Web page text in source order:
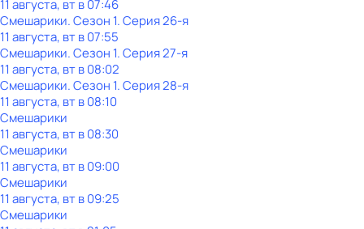
11 августа, вт в 07:46
Смешарики. Сезон 1. Серия 26-я
11 августа, вт в 07:55
Смешарики. Сезон 1. Серия 27-я
11 августа, вт в 08:02
Смешарики. Сезон 1. Серия 28-я
11 августа, вт в 08:10
Смешарики
11 августа, вт в 08:30
Смешарики
11 августа, вт в 09:00
Смешарики
11 августа, вт в 09:25
Смешарики